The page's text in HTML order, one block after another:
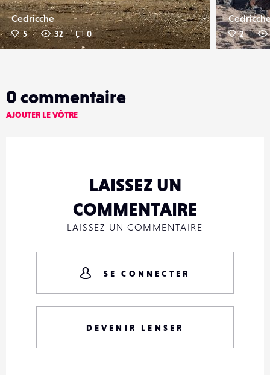
Cedricche
5 32 0 2
0 commentaire
AJOUTER LE VÔTRE
LAISSEZ UN
COMMENTAIRE
LAISSEZ UN COMMENTAIRE
SE CONNECTER
DEVENIR LENSER